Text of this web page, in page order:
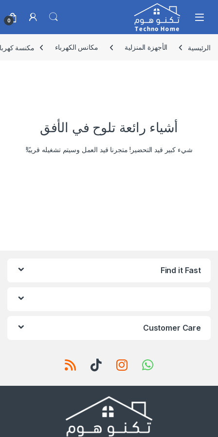
Skip to navigation
Skip to content
0
الرئيسية الأجهزة المنزلية مكانس الكهرباء مكنسة كهربائية
أشياء رائعة تلوح في الأفق
شيء كبير قيد التحضير! متجرنا قيد العمل وسيتم تشغيله قريبًا!
Find it Fast
Customer Care